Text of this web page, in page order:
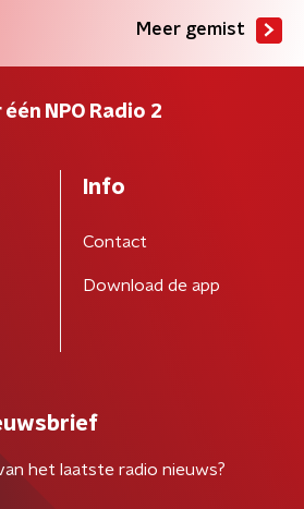
Meer gemist
één NPO Radio 2
Info
Contact
Download de app
het laatste radio nieuws?